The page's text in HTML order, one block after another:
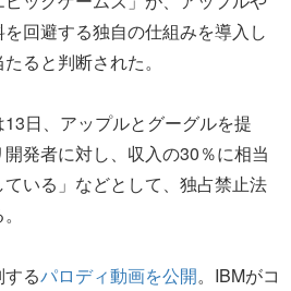
回避する独自の仕組みを導入し
ると判断された。
日、アップルとグーグルを提
発者に対し、収入の30％に相当
いる」などとして、独占禁止法
るパロディ動画を公開。IBMがコ